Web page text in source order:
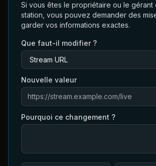
Si vous êtes le propriétaire ou le gérant
station, vous pouvez demander des
garder vos informations exactes.
Que faut-il modifier ?
Nouvelle valeur
Pourquoi ce changement ?